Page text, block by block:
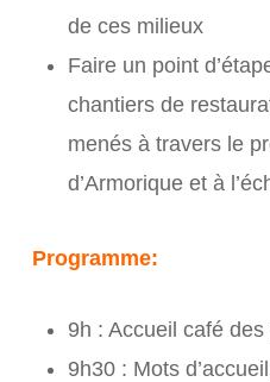
de ces milieux
Faire un point
chantiers de
menés à travers le
d’Armorique et à
Programme:
9h : Accueil café des
9h30 : Mots